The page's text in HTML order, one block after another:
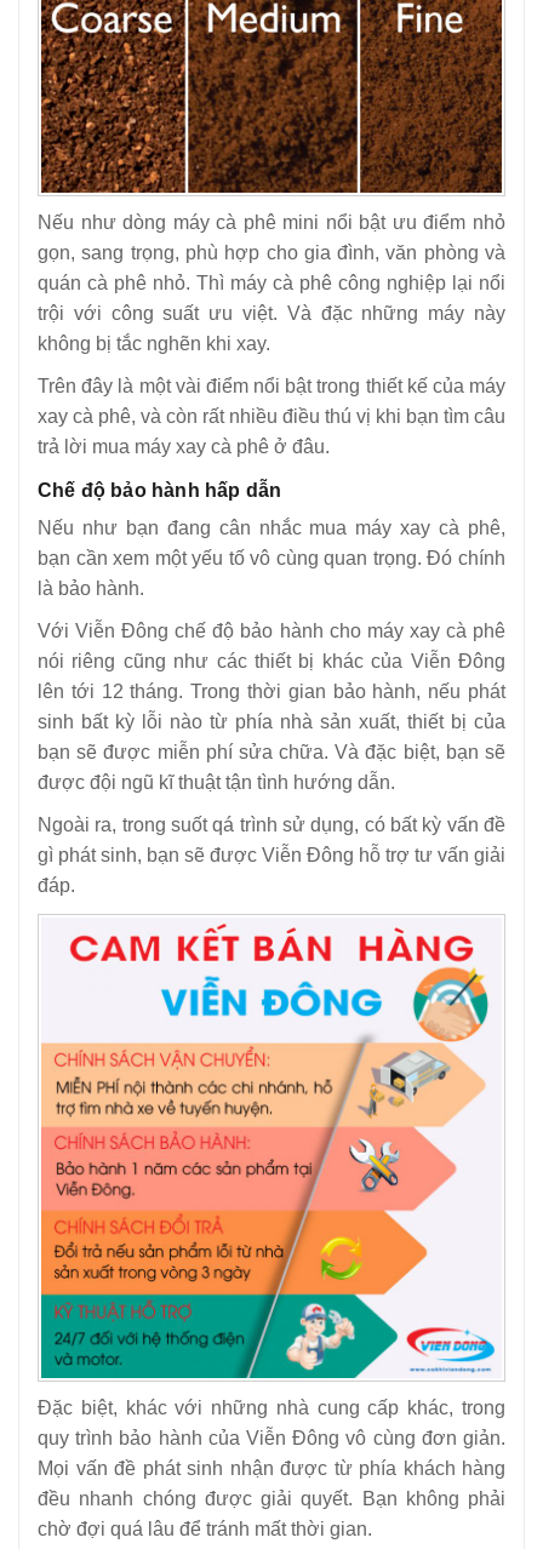
Nếu như dòng máy cà phê mini nổi bật ưu điểm nhỏ
gọn, sang trọng, phù hợp cho gia đình, văn phòng và
quán cà phê nhỏ. Thì máy cà phê công nghiệp lại nổi
trội với công suất ưu việt. Và đặc những máy này
không bị tắc nghẽn khi xay.
Trên đây là một vài điểm nổi bật trong thiết kế của máy
xay cà phê, và còn rất nhiều điều thú vị khi bạn tìm câu
trả lời mua máy xay cà phê ở đâu.
Chế độ bảo hành hấp dẫn
Nếu như bạn đang cân nhắc mua máy xay cà phê,
bạn cần xem một yếu tố vô cùng quan trọng. Đó chính
là bảo hành.
Với Viễn Đông chế độ bảo hành cho máy xay cà phê
nói riêng cũng như các thiết bị khác của Viễn Đông
lên tới 12 tháng. Trong thời gian bảo hành, nếu phát
sinh bất kỳ lỗi nào từ phía nhà sản xuất, thiết bị của
bạn sẽ được miễn phí sửa chữa. Và đặc biệt, bạn sẽ
được đội ngũ kĩ thuật tận tình hướng dẫn.
Ngoài ra, trong suốt qá trình sử dụng, có bất kỳ vấn đề
gì phát sinh, bạn sẽ được Viễn Đông hỗ trợ tư vấn giải
đáp.
Đặc biệt, khác với những nhà cung cấp khác, trong
quy trình bảo hành của Viễn Đông vô cùng đơn giản.
Mọi vấn đề phát sinh nhận được từ phía khách hàng
đều nhanh chóng được giải quyết. Bạn không phải
chờ đợi quá lâu để tránh mất thời gian.